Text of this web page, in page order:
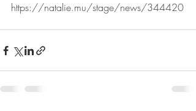
https://natalie.mu/stage/news/344420